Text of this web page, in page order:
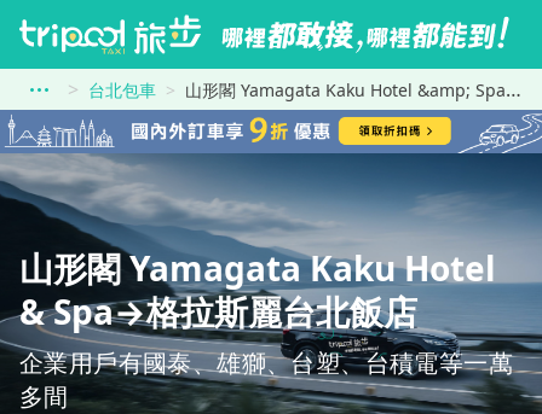
台北包車 山形閣 Yamagata Kaku Hotel &amp; Spa到格拉斯麗台北飯店
山形閣 Yamagata Kaku Hotel
& Spa→格拉斯麗台北飯店
企業用戶有國泰、雄獅、台塑、台積電等一萬
多間